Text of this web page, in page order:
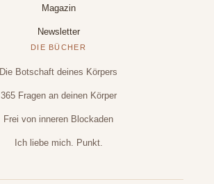
Magazin
Newsletter
DIE BÜCHER
Die Botschaft deines Körpers
365 Fragen an deinen Körper
Frei von inneren Blockaden
Ich liebe mich. Punkt.